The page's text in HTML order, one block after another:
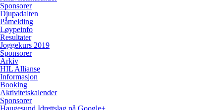
Sponsorer
Djupadalten
Påmelding
Løypeinfo
Resultater
Joggekurs 2019
Sponsorer
Arkiv
HIL Allianse
Informasjon
Booking
Aktivitetskalender
Sponsorer
Haugesund Idrettslag på Google+